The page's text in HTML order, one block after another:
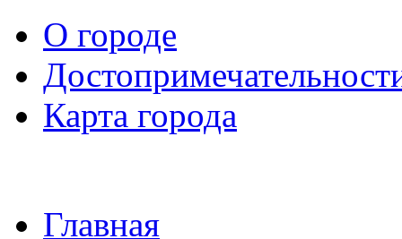
О городе
Карта города
Главная